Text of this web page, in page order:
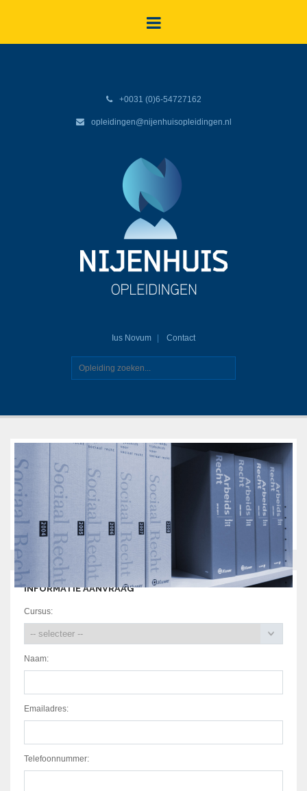
+0031 (0)6-54727162
opleidingen@nijenhuisopleidingen.nl
Ius Novum Contact
INFORMATIE AANVRAAG
Cursus:
Naam:
Emailadres:
Telefoonnummer: